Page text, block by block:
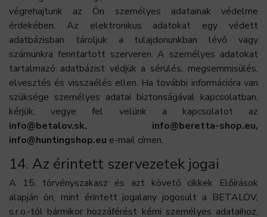
végrehajtunk az Ön személyes adatainak védelme
érdekében. Az elektronikus adatokat egy védett
adatbázisban tároljuk a tulajdonunkban lévő vagy
számunkra fenntartott szerveren. A személyes adatokat
tartalmazó adatbázist védjük a sérülés, megsemmisülés,
elvesztés és visszaélés ellen. Ha további információra van
szüksége személyes adatai biztonságával kapcsolatban,
kérjük, vegye fel velünk a kapcsolatot az
info@betalov.sk, info@beretta-shop.eu,
info@huntingshop.eu e-mail címen.
14. Az érintett szervezetek jogai
A 15. törvényszakasz és azt követő cikkek Előírások
alapján ön, mint érintett jogalany jogosult a BETALOV,
s.r.o.-tól bármikor hozzáférést kérni személyes adataihoz,